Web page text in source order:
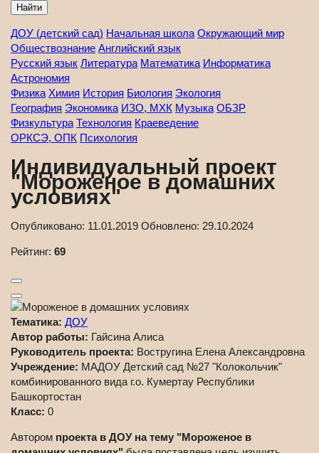
ДОУ (детский сад) Начальная школа Окружающий мир
Обществознание Английский язык
Русский язык Литература Математика Информатика
Астрономия
Физика Химия История Биология Экология
География Экономика ИЗО, МХК Музыка ОБЗР
Физкультура Технология Краеведение
ОРКСЭ, ОПК Психология
Индивидуальный проект
"Мороженое в домашних
условиях"
Опубликовано: 11.01.2019 Обновлено: 29.10.2024
Рейтинг: 69
Тематика: ДОУ
Автор работы: Гайсина Алиса
Руководитель проекта: Востругина Елена Александровна
Учреждение: МАДОУ Детский сад №27 "Колокольчик"
комбинированного вида г.о. Кумертау Республики
Башкортостан
Класс: 0
Автором проекта в ДОУ на тему "Мороженое в